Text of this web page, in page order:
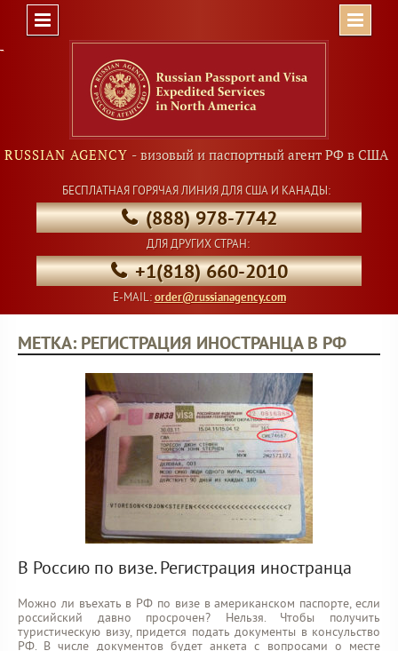
Skip
БЕСПЛАТНАЯ ГОРЯЧАЯ ЛИНИЯ ДЛЯ США И КАНАДЫ:
(888) 978-7742
ДЛЯ ДРУГИХ СТРАН:
+1(818) 660-2010
E-MAIL:order@russianagency.com
RUSSIAN AGENCY - визовый и паспортный агент РФ в США
МЕТКА: РЕГИСТРАЦИЯ ИНОСТРАНЦА В РФ
В Россию по визе. Регистрация иностранца
Можно ли въехать в РФ по визе в американском паспорте, если
российский давно просрочен? Нельзя. Чтобы получить
туристическую визу, придется подать документы в консульство
РФ. В числе документов будет анкета с вопросами о месте